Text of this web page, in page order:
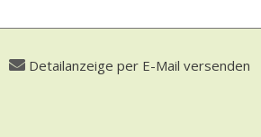
Detailanzeige per E-Mail versenden